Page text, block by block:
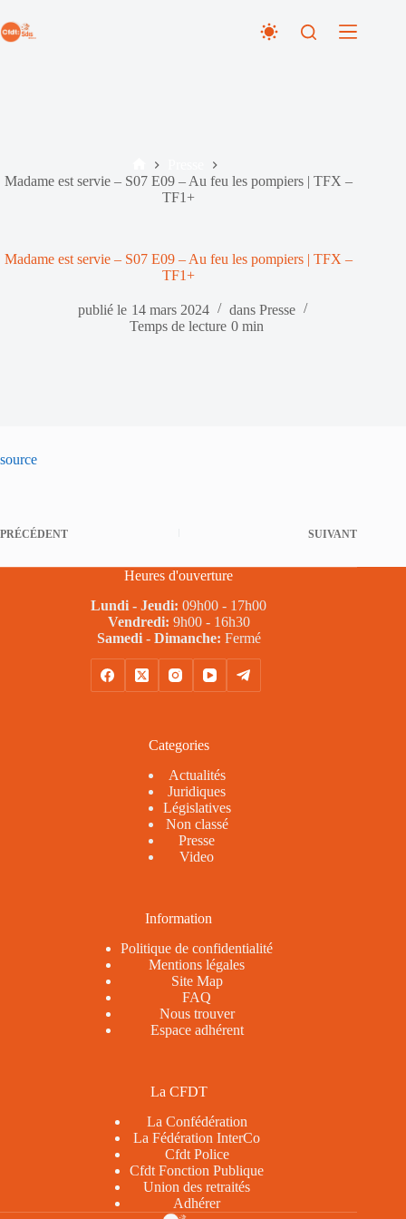
au
contenu
Accueil
Madame est servie – S07 E09 – Au feu les pompiers | TFX –
TF1+
Madame est servie – S07 E09 – Au feu les pompiers | TFX –
TF1+
publié le 14 mars 2024 dans Presse
Temps de lecture 0 min
source
PRÉCÉDENT SUIVANT
Heures d'ouverture
Lundi - Jeudi: 09h00 - 17h00
Vendredi: 9h00 - 16h30
Samedi - Dimanche: Fermé
Categories
Actualités
Juridiques
Législatives
Non classé
Presse
Video
Information
Politique de confidentialité
Mentions légales
Site Map
FAQ
Nous trouver
Espace adhérent
La CFDT
La Confédération
La Fédération InterCo
Cfdt Police
Cfdt Fonction Publique
Union des retraités
Adhérer